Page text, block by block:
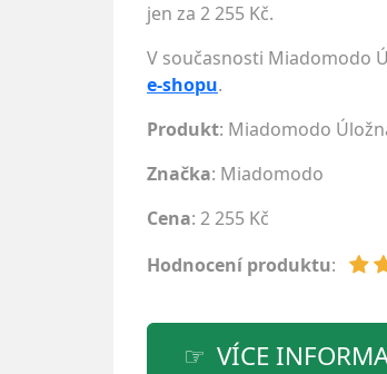
jen za 2 255 Kč.
V současnosti Miadomodo
e-shopu.
Produkt: Miadomodo
Značka: Miadomodo
Cena: 2 255 Kč
Hodnocení produktu:
VÍCE